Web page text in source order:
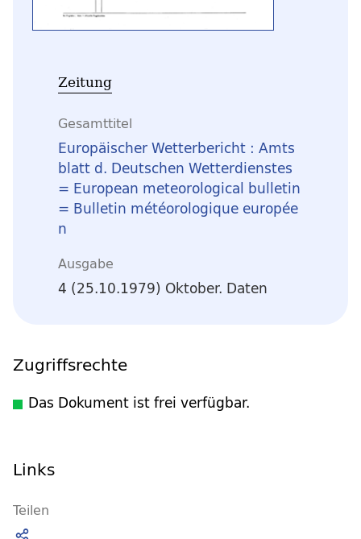
Zeitung
Gesamttitel
Europäischer Wetterbericht : Amts
blatt d. Deutschen Wetterdienstes
= European meteorological bulletin
= Bulletin météorologique europée
n
Ausgabe
4 (25.10.1979) Oktober. Daten
Zugriffsrechte
Das Dokument ist frei verfügbar.
Links
Teilen